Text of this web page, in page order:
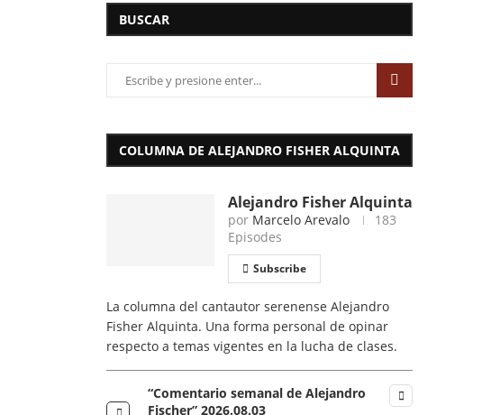
BUSCAR
COLUMNA DE ALEJANDRO FISHER ALQUINTA
Alejandro Fisher Alquinta
por Marcelo Arevalo
183
Episodes
Subscribe
La columna del cantautor serenense Alejandro
Fisher Alquinta. Una forma personal de opinar
respecto a temas vigentes en la lucha de clases.
“Comentario semanal de Alejandro
Fischer” 2026.08.03